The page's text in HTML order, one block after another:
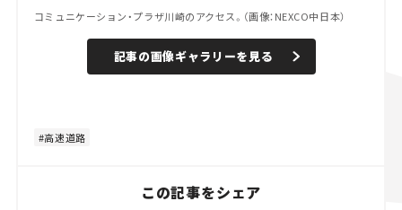
コミュニケーション・プラザ川崎のアクセス。（画像：NEXCO中日本）
記事の画像ギャラリーを見る
高速道路
この記事をシェア